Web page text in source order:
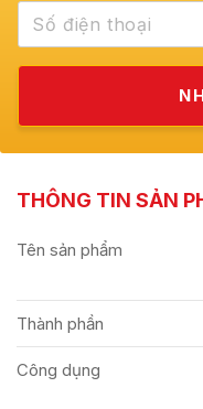
THÔNG TIN SẢN
Tên sản phẩm
Thành phần
Công dụng